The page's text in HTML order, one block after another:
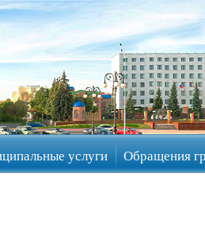
услуги Обращения